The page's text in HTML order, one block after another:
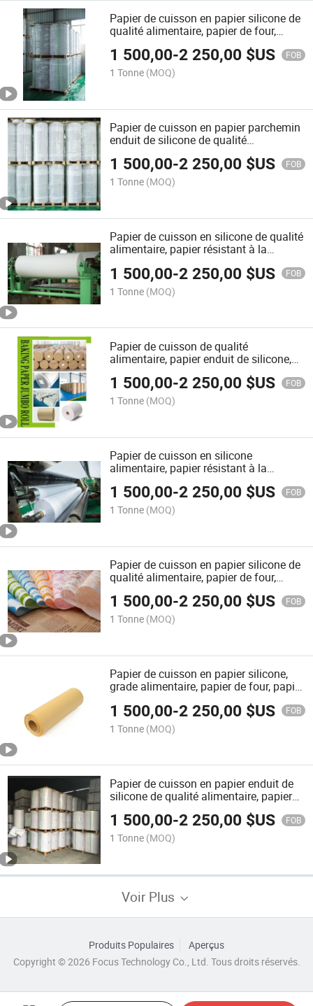
Papier de cuisson en papier silicone de
qualité alimentaire, papier de four,
papier résistant à la graisse, doublure
en papier sulfurisé, taille personnalisée,
rouleau jumbo en feuilles
1 500,00-2 250,00 $US FOB
1 Tonne (MOQ)
Papier de cuisson en papier parchemin
enduit de silicone de qualité
alimentaire, taille personnalisée,
rouleau jumbo en feuilles, papier
résistant à la graisse
1 500,00-2 250,00 $US FOB
1 Tonne (MOQ)
Papier de cuisson en silicone de qualité
alimentaire, papier résistant à la
mesure, rouleau jumbo en feuilles
1 500,00-2 250,00 $US FOB
1 Tonne (MOQ)
Papier de cuisson de qualité
alimentaire, papier enduit de silicone,
papier pour four, papier résistant à la
graisse, doublure en papier parchemin,
taille personnalisée, rouleau jumbo en
feuilles
1 500,00-2 250,00 $US FOB
1 Tonne (MOQ)
Papier de cuisson en silicone
alimentaire, papier résistant à la
graisse, papier sulfurisé, doublure sur
mesure, rouleau jumbo en feuilles
1 500,00-2 250,00 $US FOB
1 Tonne (MOQ)
Papier de cuisson en papier silicone de
qualité alimentaire, papier de four,
papier résistant à la graisse, doublure
en papier sulfurisé, taille personnalisée,
rouleau jumbo en feuilles, sûr pour les
aliments
1 500,00-2 250,00 $US FOB
1 Tonne (MOQ)
Papier de cuisson en papier silicone,
grade alimentaire, papier de four, papier
papier sulfurisé, taille personnalisée,
rouleaux jumbo
1 500,00-2 250,00 $US FOB
1 Tonne (MOQ)
Papier de cuisson en papier enduit de
silicone de qualité alimentaire, papier
de four, papier résistant à la graisse,
doublure en papier sulfurisé, taille
personnalisée, rouleau jumbo
1 500,00-2 250,00 $US FOB
1 Tonne (MOQ)
Voir Plus
Produits Populaires
Aperçus
Copyright © 2026 Focus Technology Co., Ltd. Tous droits réservés.